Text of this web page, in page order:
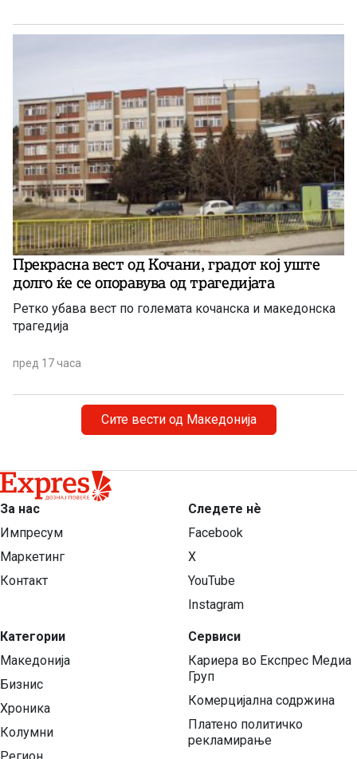
Прекрасна вест од Кочани, градот кој уште
долго ќе се опоравува од трагедијата
Ретко убава вест по големата кочанска и македонска
трагедија
пред 17 часа
Сите вести од Македонија
За нас
Импресум
Маркетинг
Контакт
Категории
Македонија
Бизнис
Хроника
Колумни
Следете нѐ
Facebook
X
YouTube
Instagram
Сервиси
Кариера во Експрес Медиа
Груп
Комерцијална содржина
Платено политичко
рекламирање